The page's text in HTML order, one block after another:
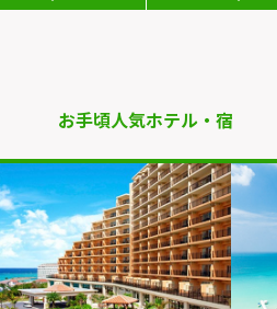
お手頃人気ホテル・宿